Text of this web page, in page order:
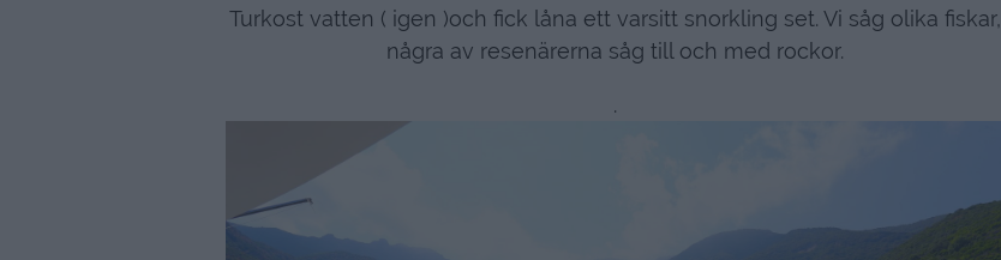
Turkost vatten ( igen )och fick låna ett varsitt snorkling set. Vi såg olika fiskar,
några av resenärerna såg till och med rockor.
.